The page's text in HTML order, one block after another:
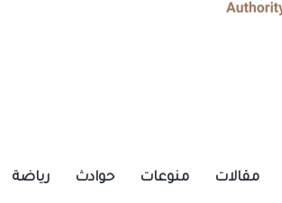
مقالات منوعات حوادث رياضة